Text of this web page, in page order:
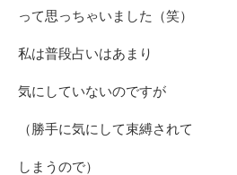
って思っちゃいました（笑）
私は普段占いはあまり
気にしていないのですが
（勝手に気にして束縛されて
しまうので）